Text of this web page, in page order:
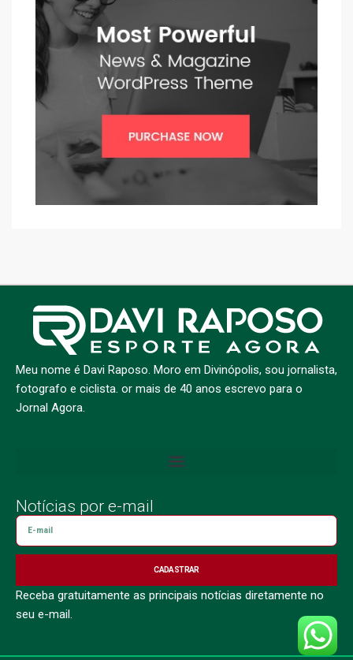
Meu nome é Davi Raposo. Moro em Divinópolis, sou jornalista,
fotografo e ciclista. or mais de 40 anos escrevo para o
Jornal Agora.
Notícias por e-mail
CADASTRAR
Receba gratuitamente as principais notícias diretamente no
seu e-mail.